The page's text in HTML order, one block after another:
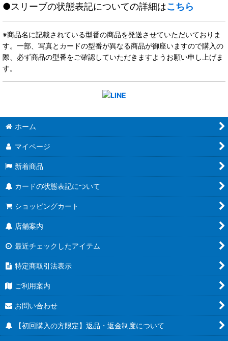
●スリーブの状態表記についての詳細はこちら
※商品名に記載されている型番の商品を発送させていただいておりま
す。一部、写真とカードの型番が異なる商品が御座いますので購入の
際、必ず商品の型番をご確認していただきますようお願い申し上げま
す。
ホーム
マイページ
新着商品
カードの状態表記について
ショッピングカート
店舗案内
最近チェックしたアイテム
特定商取引法表示
ご利用案内
お問い合わせ
【初回購入の方限定】返品・返金制度について